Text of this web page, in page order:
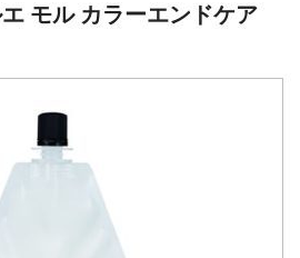
モル カラーエンドケア